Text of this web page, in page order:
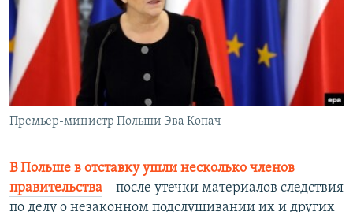
АРХИВ
Հայերեն
English
Русский
Премьер-министр Польши Эва Копач
В Польше в отставку ушли несколько членов
правительства – после утечки материалов следствия
по делу о незаконном подслушивании их и других